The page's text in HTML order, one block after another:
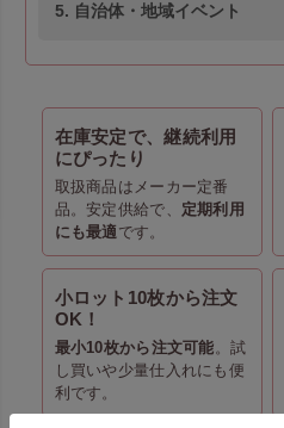
5. 自治体・地域イベント
在庫安定で、継続利用
にぴったり
取扱商品はメーカー定番
品。安定供給で、 定期利用
にも最適です。
小ロット10枚から注文
OK！
最小10枚から注文可能。試
し買いや少量仕入れにも便
利です。